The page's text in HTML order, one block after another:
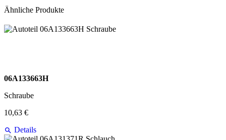
Ähnliche Produkte
06A133663H
Schraube
10,63 €
Details